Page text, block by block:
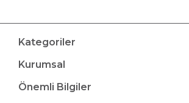
Kategoriler
Kurumsal
Önemli Bilgiler